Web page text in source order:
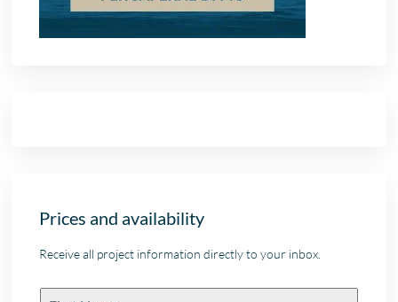
Prices and availability
Receive all project information directly to your inbox.